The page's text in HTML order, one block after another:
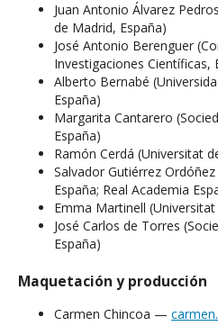
Juan Antonio Álvarez
de Madrid, España)
José Antonio Berenguer
Investigaciones Científicas,
Alberto Bernabé
España)
Margarita Cantarero
España)
Ramón Cerdá (Universitat
Salvador Gutiérrez
España; Real Academia
Emma Martinell
José Carlos de Torres
España)
Maquetación y producción
Carmen Chincoa —